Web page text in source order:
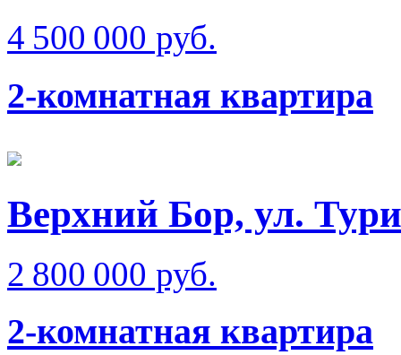
4 500 000 руб.
2-комнатная квартира
Верхний Бор, ул.
2 800 000 руб.
2-комнатная квартира